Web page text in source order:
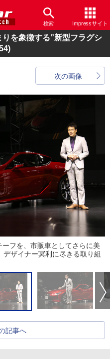
検索 Impressサイト
を象徴する”新型フラグシ
次の画像
ーフを、市販車としてさらに美
デザイナー冥利に尽きる取り組
記事へ